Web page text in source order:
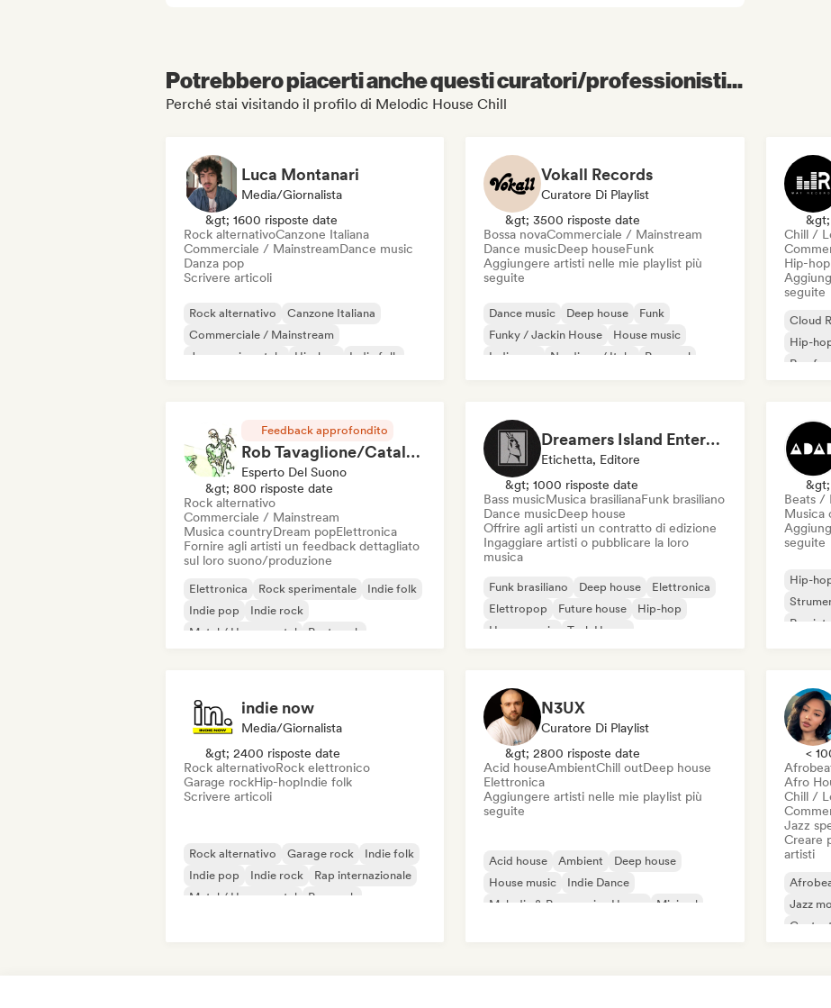
Potrebbero piacerti anche questi curatori/professionisti...
Perché stai visitando il profilo di Melodic House Chill
Luca Montanari
Media/Giornalista
&gt; 1600 risposte date
Rock alternativoCanzone Italiana
Commerciale / MainstreamDance music
Danza pop
Scrivere articoli
Rock alternativo
Canzone Italiana
Commerciale / Mainstream
Jazz sperimentale
Hip-hop
Indie folk
Vokall Records
Curatore Di Playlist
&gt; 3500 risposte date
Bossa novaCommerciale / Mainstream
Dance musicDeep houseFunk
Aggiungere artisti nelle mie playlist più
seguite
Dance music Deep house
Funk
Funky / Jackin House
House music
Indie pop
Nu-disco / Italo Pop soul
Chill /
Hip-hop
seguite
Cloud
Hip-
Rap
Feedback approfondito
Rob Tavaglione/Catalyst Recording
Esperto Del Suono
&gt; 800 risposte date
Rock alternativo
Commerciale / Mainstream
Musica countryDream popElettronica
Fornire agli artisti un feedback dettagliato
sul loro suono/produzione
Elettronica Rock sperimentale
Indie folk
Indie pop
Indie rock
Metal / Heavy metal
Post punk
Dreamers Island Entertainment
Etichetta, Editore
&gt; 1000 risposte date
Bass musicMusica brasilianaFunk brasiliano
Dance musicDeep house
Offrire agli artisti un contratto di edizione
Ingaggiare artisti o pubblicare la loro
musica
Funk brasiliano Deep house
Elettronica
Elettropop
Future house
Hip-hop
House music
Tech House
Beats /
Musica
seguite
Hip-
Rap
indie now
Media/Giornalista
&gt; 2400 risposte date
Rock alternativoRock elettronico
Garage rockHip-hopIndie folk
Scrivere articoli
Rock alternativo Garage rock
Indie folk
Indie pop
Indie rock
Rap internazionale
Metal / Heavy metal
Pop rock
N3UX
Curatore Di Playlist
&gt; 2800 risposte date
Acid houseAmbientChill outDeep house
Elettronica
Aggiungere artisti nelle mie playlist più
seguite
Acid house Ambient
Deep house
House music
Indie Dance
Melodic & Progressive House
Minimal
<
Afro
Chill /
Jazz
Creare
artisti
Jazz